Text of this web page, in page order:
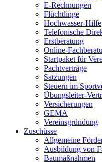
E-Rechnungen
Flüchtlinge
Hochwasser-Hilfe
Telefonische
Erstberatung
Online-
Startpaket für
Pachtverträge
Satzungen
Steuern im
Übungsleiter-
Versicherungen
GEMA
Vereinsgründung
Zuschüsse
Allgemeine
Ausbildung von
Baumaßnahmen